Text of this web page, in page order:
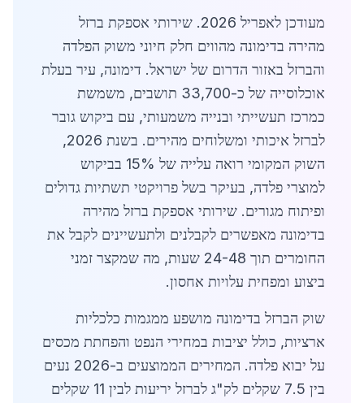
מעודכן לאפריל 2026. שירותי אספקת ברזל
מהירה בדימונה מהווים חלק חיוני משוק הפלדה
והברזל באזור הדרום של ישראל. דימונה, עיר בעלת
אוכלוסייה של כ-33,700 תושבים, משמשת
כמרכז תעשייתי ובנייה משמעותי, עם ביקוש גובר
לברזל איכותי ומשלוחים מהירים. בשנת 2026,
השוק המקומי רואה עלייה של 15% בביקוש
למוצרי פלדה, בעיקר בשל פרויקטי תשתיות גדולים
ופיתוח מגורים. שירותי אספקת ברזל מהירה
בדימונה מאפשרים לקבלנים ולתעשיינים לקבל את
החומרים תוך 24-48 שעות, מה שמקצר זמני
ביצוע ומפחית עלויות אחסון.
שוק הברזל בדימונה מושפע ממגמות כלכליות
ארציות, כולל יציבות במחירי הנפט והפחתת מכסים
על יבוא פלדה. המחירים הממוצעים ב-2026 נעים
בין 7.5 שקלים לק"ג לברזל יריעות לבין 11 שקלים